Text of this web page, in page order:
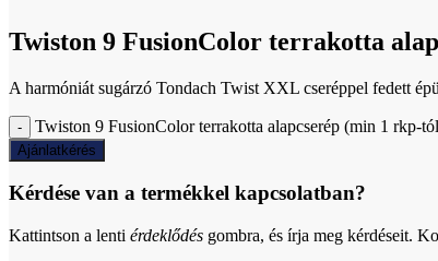
Twiston 9 FusionColor terrakotta
A harmóniát sugárzó Tondach Twist XXL cseréppel fedett
Twiston 9 FusionColor terrakotta alapcserép (min 1
Ajánlatkérés
Kérdése van a termékkel kapcsolatban?
Kattintson a lenti érdeklődés gombra, és írja meg kérdéseit.